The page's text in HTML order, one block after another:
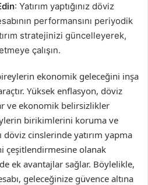
: Yatırım yaptığınız döviz
performansını periyodik
stratejinizi güncelleyerek,
çalışın.
ekonomik geleceğini inşa
Yüksek enflasyon, döviz
ve ekonomik belirsizlikler
birikimlerini koruma ve
döviz cinslerinde yatırım yapma
çeşitlendirmesine olanak
ek avantajlar sağlar. Böylelikle,
geleceğinize güvence altına